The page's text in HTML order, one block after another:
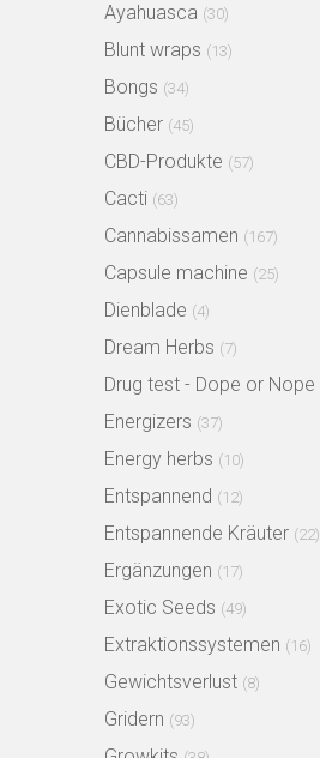
Ayahuasca (30)
Blunt wraps (13)
Bongs (34)
Bücher (45)
CBD-Produkte (57)
Cacti (63)
Cannabissamen (167)
Capsule machine (25)
Dienblade (4)
Dream Herbs (7)
Drug test - Dope or Nope
Energizers (37)
Energy herbs (10)
Entspannend (12)
Entspannende Kräuter (22)
Ergänzungen (17)
Exotic Seeds (49)
Extraktionssystemen (16)
Gewichtsverlust (8)
Gridern (93)